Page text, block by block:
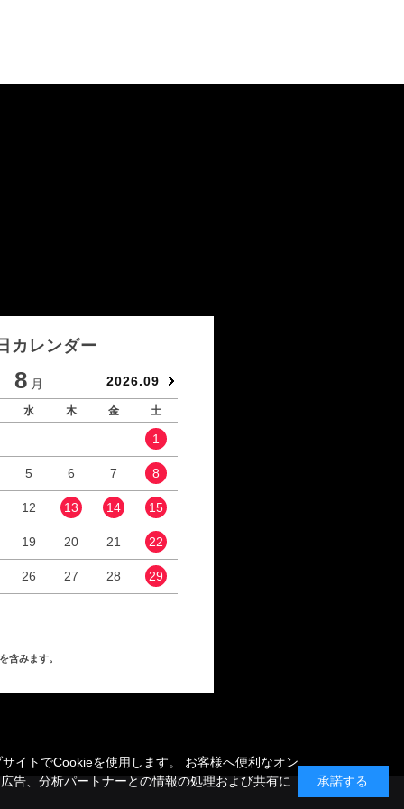
カレンダー
8 月 2026.09
水 木 金 土
1
5 6 7 8
12 13 14 15
19 20 21 22
26 27 28 29
含みます。
イトでCookieを使用します。 お客様へ便利なオン
告、分析パートナーとの情報の処理および共有に
承諾する